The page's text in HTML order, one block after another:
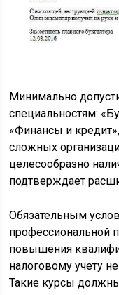
Минимально
специальностям:
«Финансы и
сложных
целесообразно
подтверждает
Обязательным
профессиональной
повышения
налоговому учету
Такие курсы